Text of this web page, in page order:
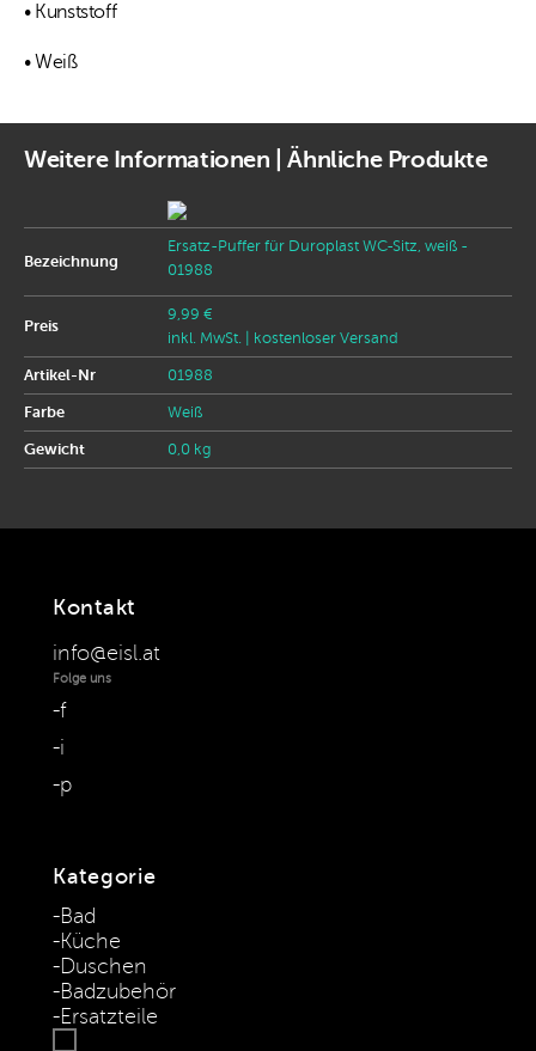
• Kunststoff
• Weiß
Weitere Informationen | Ähnliche Produkte
Bezeichnung
Ersatz-Puffer für Duroplast WC-Sitz, weiß -
01988
Preis
9,99 €
inkl. MwSt.
| kostenloser Versand
Artikel-Nr 01988
Farbe Weiß
Gewicht 0,0 kg
Kontakt
info@eisl.at
Folge uns
f
i
p
Kategorie
Bad
Küche
Duschen
Badzubehör
Ersatzteile